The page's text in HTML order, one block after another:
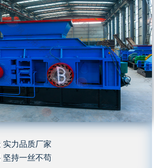
实力品质厂家
坚持一丝不苟